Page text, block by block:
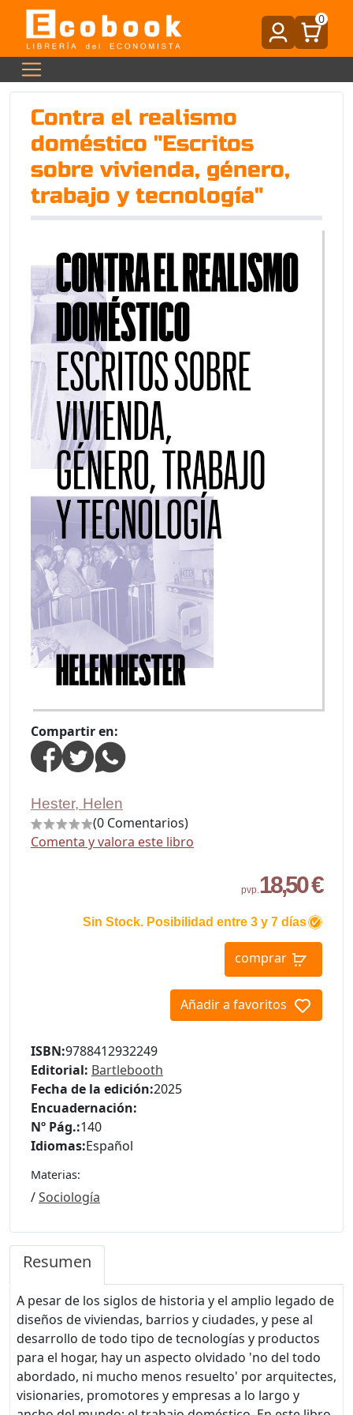
0
Contra el realismo
doméstico "Escritos
sobre vivienda, género,
trabajo y tecnología"
Compartir en:
Hester, Helen
(0 Comentarios)
Comenta y valora este libro
pvp.18,50 €
Sin Stock. Posibilidad entre 3 y 7 días
comprar
Añadir a favoritos
ISBN:9788412932249
Editorial: Bartlebooth
Fecha de la edición:2025
Encuadernación:
Nº Pág.:140
Idiomas:Español
Materias:
/Sociología
Resumen
A pesar de los siglos de historia y el amplio legado de
diseños de viviendas, barrios y ciudades, y pese al
desarrollo de todo tipo de tecnologías y productos
para el hogar, hay un aspecto olvidado 'no del todo
abordado, ni mucho menos resuelto' por arquitectes,
visionaries, promotores y empresas a lo largo y